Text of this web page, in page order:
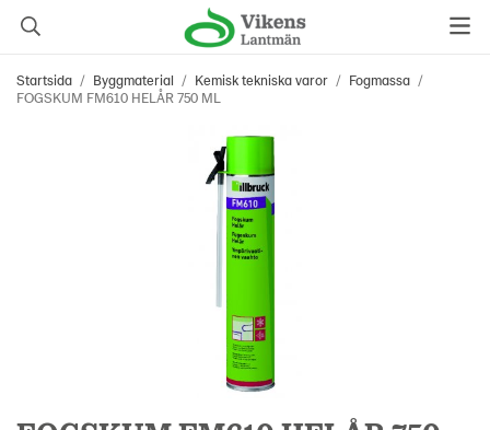
Startsida / Byggmaterial / Kemisk tekniska varor / Fogmassa /
FOGSKUM FM610 HELÅR 750 ML